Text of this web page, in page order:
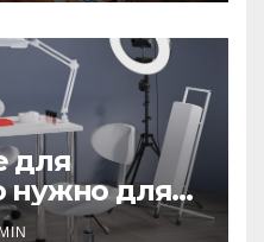
для
нужно для